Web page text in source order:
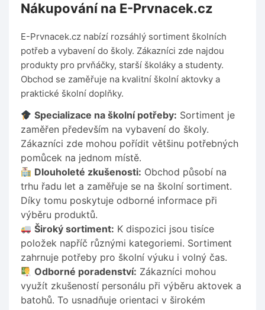
Nákupování na E-Prvnacek.cz
E-Prvnacek.cz nabízí rozsáhlý sortiment školních
potřeb a vybavení do školy. Zákazníci zde najdou
produkty pro prvňáčky, starší školáky a studenty.
Obchod se zaměřuje na kvalitní školní aktovky a
praktické školní doplňky.
Specializace na školní potřeby: Sortiment je
zaměřen především na vybavení do školy.
Zákazníci zde mohou pořídit většinu potřebných
pomůcek na jednom místě.
Dlouholeté zkušenosti: Obchod působí na
trhu řadu let a zaměřuje se na školní sortiment.
Díky tomu poskytuje odborné informace při
výběru produktů.
Široký sortiment: K dispozici jsou tisíce
položek napříč různými kategoriemi. Sortiment
zahrnuje potřeby pro školní výuku i volný čas.
Odborné poradenství: Zákazníci mohou
využít zkušeností personálu při výběru aktovek a
batohů. To usnadňuje orientaci v širokém